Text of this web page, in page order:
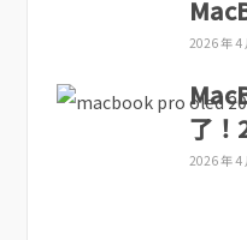
2026 年 4
了！
2026 年 4